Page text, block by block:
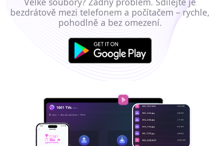
bezdrátově mezi telefonem a počítačem – rychle,
pohodlně a bez omezení.